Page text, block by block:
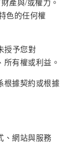
產與/或權力。
色的任何權
授予您對
所有權或利益。
根據契約或根據
、網站與服務